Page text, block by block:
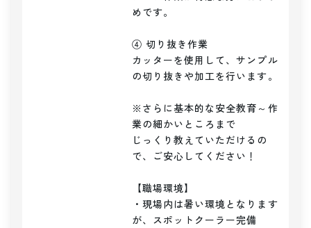
めです。
④ 切り抜き作業
カッターを使用して、サンプル
の切り抜きや加工を行います。
※さらに基本的な安全教育～作
業の細かいところまで
じっくり教えていただけるの
で、ご安心してください！
【職場環境】
・現場内は暑い環境となります
が、スポットクーラー完備